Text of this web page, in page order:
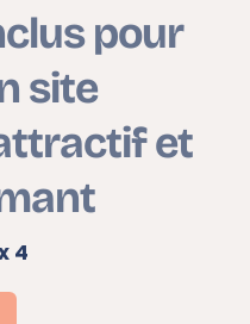
pour
site
et
4